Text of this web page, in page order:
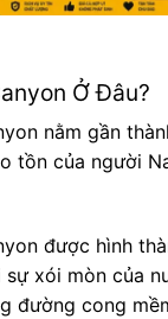
Ở Đâu?
nằm gần
tồn của người
được hình
sự xói mòn của
đường cong